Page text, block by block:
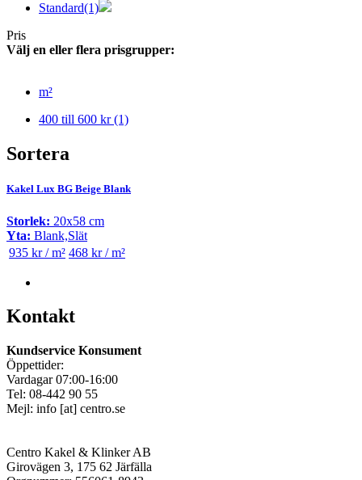
Standard(1)
Pris
Välj en eller flera prisgrupper:
m²
400 till 600 kr(1)
Sortera
Kakel Lux BG Beige Blank
Storlek: 20x58 cm
Yta: Blank,Slät
935 kr / m² 468 kr / m²
Kontakt
Kundservice Konsument
Öppettider:
Vardagar 07:00-16:00
Tel: 08-442 90 55
Mejl: info [at] centro.se
Centro Kakel & Klinker AB
Girovägen 3, 175 62 Järfälla